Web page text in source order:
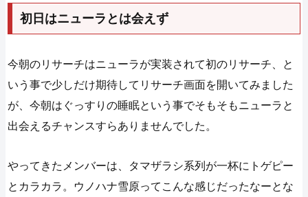
初日はニューラとは会えず
今朝のリサーチはニューラが実装されて初のリサーチ、と
いう事で少しだけ期待してリサーチ画面を開いてみました
が、今朝はぐっすりの睡眠という事でそもそもニューラと
出会えるチャンスすらありませんでした。
やってきたメンバーは、タマザラシ系列が一杯にトゲピー
とカラカラ。ウノハナ雪原ってこんな感じだったなーとな